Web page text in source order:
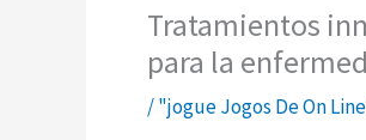
Tratamientos
para la
/"jogue Jogos De On